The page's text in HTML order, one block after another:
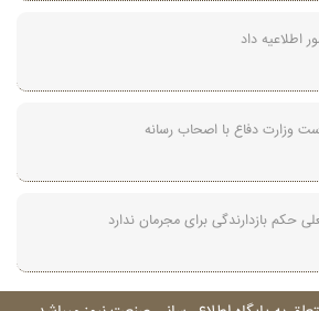
اطلاعیه داد
وزارت دفاع با اصحاب رسانه
حکم بازدارندگی برای مجرمان ندارد